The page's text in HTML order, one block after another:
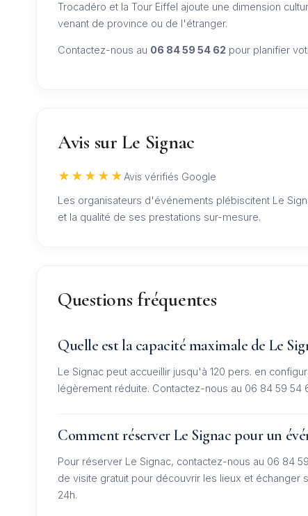
Trocadéro et la Tour Eiffel ajoute une dimension
venant de province ou de l'étranger.
Contactez-nous au 06 84 59 54 62 pour planifier
Avis sur Le Signac
★★★★★ Avis vérifiés Google
Les organisateurs d'événements plébiscitent Le
et la qualité de ses prestations sur-mesure.
Questions fréquentes
Quelle est la capacité maximale de Le
Le Signac peut accueillir jusqu'à 120 pers. en
légèrement réduite. Contactez-nous au 06 84 59
Comment réserver Le Signac pour un
Pour réserver Le Signac, contactez-nous au 06 84
de visite gratuit pour découvrir les lieux et
24h.